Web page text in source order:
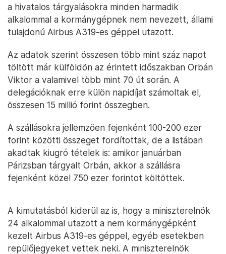
a hivatalos tárgyalásokra minden harmadik
alkalommal a kormánygépnek nem nevezett, állami
tulajdonú Airbus A319-es géppel utazott.
Az adatok szerint összesen több mint száz napot
töltött már külföldön az érintett időszakban Orbán
Viktor a valamivel több mint 70 út során. A
delegációknak erre külön napidíjat számoltak el,
összesen 15 millió forint összegben.
A szállásokra jellemzően fejenként 100-200 ezer
forint közötti összeget fordítottak, de a listában
akadtak kiugró tételek is: amikor januárban
Párizsban tárgyalt Orbán, akkor a szállásra
fejenként közel 750 ezer forintot költöttek.
A kimutatásból kiderül az is, hogy a miniszterelnök
24 alkalommal utazott a nem kormánygépként
kezelt Airbus A319-es géppel, egyéb esetekben
repülőjegyeket vettek neki. A miniszterelnök